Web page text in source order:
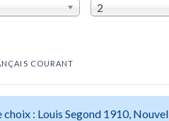
2
COURANT
: Louis Segond 1910,